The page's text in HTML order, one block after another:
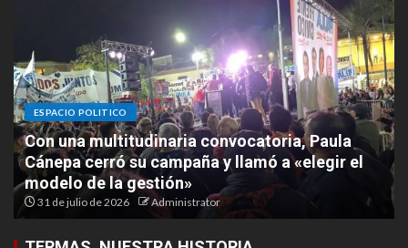
ESPACIO POLITICO
Masiva caravana de Domingo Gatella marcó el
cierre de campaña rumbo a las elecciones
municipales
30 de julio de 2026 Administrator